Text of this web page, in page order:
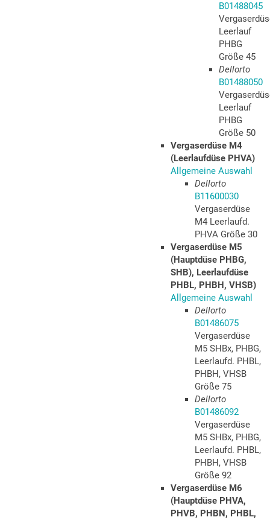
B01488045
Leerlauf
PHBG
Größe 45
Dellorto
B01488050
Leerlauf
PHBG
Größe 50
Vergaserdüse M4
(Leerlaufdüse PHVA)
Allgemeine Auswahl
Dellorto
B11600030
Vergaserdüse
M4 Leerlaufd.
PHVA Größe 30
Vergaserdüse M5
(Hauptdüse PHBG,
SHB), Leerlaufdüse
PHBL, PHBH, VHSB)
Allgemeine Auswahl
Dellorto
B01486075
Vergaserdüse
M5 SHBx, PHBG,
Leerlaufd. PHBL,
PHBH, VHSB
Größe 75
Dellorto
B01486092
Vergaserdüse
M5 SHBx, PHBG,
Leerlaufd. PHBL,
PHBH, VHSB
Größe 92
Vergaserdüse M6
(Hauptdüse PHVA,
PHVB, PHBN, PHBL,